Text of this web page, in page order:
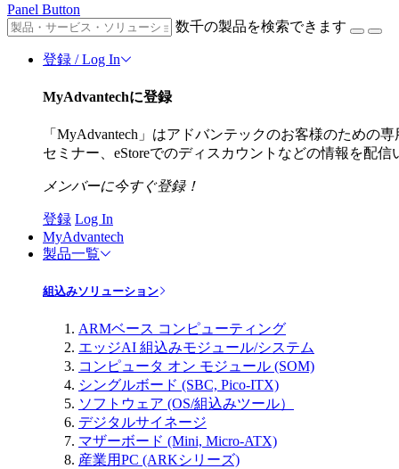
Panel Button
数千の製品を検索できます
登録 / Log In
MyAdvantechに登録
「MyAdvantech」はアドバンテックのお客様のための
セミナー、eStoreでのディスカウントなどの情報を配信
メンバーに今すぐ登録！
登録 Log In
MyAdvantech
製品一覧
組込みソリューション
ARMベース コンピューティング
エッジAI 組込みモジュール/システム
コンピュータ オン モジュール (SOM)
シングルボード (SBC, Pico-ITX)
ソフトウェア (OS/組込みツール）
デジタルサイネージ
マザーボード (Mini, Micro-ATX)
産業用PC (ARKシリーズ)